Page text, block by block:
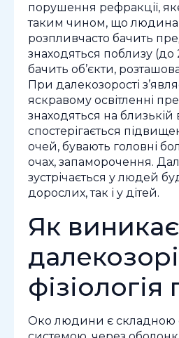
порушення рефракції,
таким чином, що людина
розпливчасто бачить
знаходяться поблизу (до
бачить об’єкти,
При далекозорості
яскравому освітленні
знаходяться на близькій
спостерігається
очей, бувають головні
очах, запаморочення.
зустрічається у людей
дорослих, так і у дітей.
Як виникає
Око людини є складною